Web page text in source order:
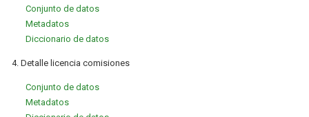
Conjunto de datos
Metadatos
Diccionario de datos
4. Detalle licencia comisiones
Conjunto de datos
Metadatos